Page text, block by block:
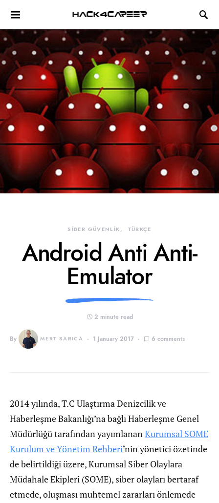
Hack4Career
SİBER GÜVENLİK TÜRKÇE
Android Anti Anti-
Emulator
2 minute read
By MERT SARICA 1 January 2017 6 comments
2014 yılında, T.C Ulaştırma Denizcilik ve
Haberleşme Bakanlığı’na bağlı Haberleşme Genel
Müdürlüğü tarafından yayımlananKurumsal SOME
Kurulum ve Yönetim Rehberi‘nin yönetici özetinde
de belirtildiği üzere, Kurumsal Siber Olaylara
Müdahale Ekipleri (SOME), siber olayları bertaraf
etmede, oluşması muhtemel zararları önlemede